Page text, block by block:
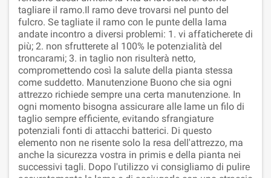
tagliare il ramo.Il ramo deve trovarsi nel punto del
fulcro. Se tagliate il ramo con le punte della lama
andate incontro a diversi problemi: 1. vi affaticherete di
più; 2. non sfrutterete al 100% le potenzialità del
troncarami; 3. in taglio non risulterà netto,
compromettendo così la salute della pianta stessa
come suddetto. Manutenzione Buono che sia ogni
attrezzo richiede sempre una certa manutenzione. In
ogni momento bisogna assicurare alle lame un filo di
taglio sempre efficiente, evitando sfrangiature
potenziali fonti di attacchi batterici. Di questo
elemento non ne risente solo la resa dell'attrezzo, ma
anche la sicurezza vostra in primis e della pianta nei
successivi tagli. Dopo l'utilizzo vi consigliamo di pulire